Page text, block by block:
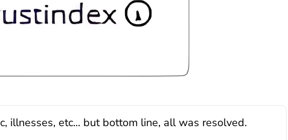
illnesses, etc... but bottom line, all was resolved.